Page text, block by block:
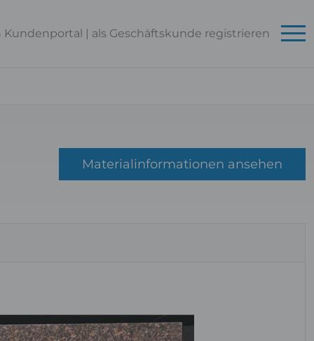
Kundenportal | als Geschäftskunde registrieren
Materialinformationen ansehen